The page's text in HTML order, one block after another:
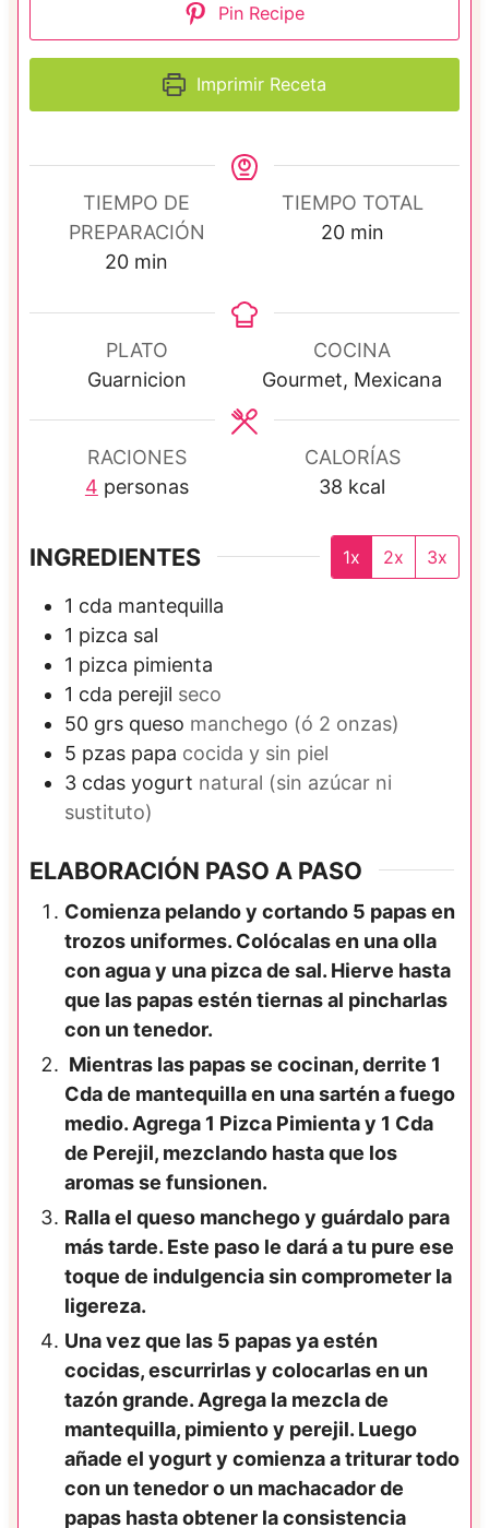
Pin Recipe
Imprimir Receta
TIEMPO DE
PREPARACIÓN
20m
n
u
t
min
TIEMPO TOTAL
20m
u
t
o
min
PLATO
Guarnicion
COCINA
Gourmet, Mexicana
RACIONES
4 personas
CALORÍAS
38 kcal
INGREDIENTES 1x 2x 3x
1 cda mantequilla
1 pizca sal
1 pizca pimienta
1 cda perejil seco
50 grs queso manchego (ó 2 onzas)
5 pzas papa cocida y sin piel
3 cdas yogurt natural (sin azúcar ni
sustituto)
ELABORACIÓN PASO A PASO
Comienza pelando y cortando 5 papas en
trozos uniformes. Colócalas en una olla
con agua y una pizca de sal. Hierve hasta
que las papas estén tiernas al pincharlas
con un tenedor.
Mientras las papas se cocinan, derrite 1
Cda de mantequilla en una sartén a fuego
medio. Agrega 1 Pizca Pimienta y 1 Cda
de Perejil, mezclando hasta que los
aromas se funsionen.
Ralla el queso manchego y guárdalo para
más tarde. Este paso le dará a tu pure ese
toque de indulgencia sin comprometer la
ligereza.
Una vez que las 5 papas ya estén
cocidas, escurrirlas y colocarlas en un
tazón grande. Agrega la mezcla de
mantequilla, pimiento y perejil. Luego
añade el yogurt y comienza a triturar todo
con un tenedor o un machacador de
papas hasta obtener la consistencia